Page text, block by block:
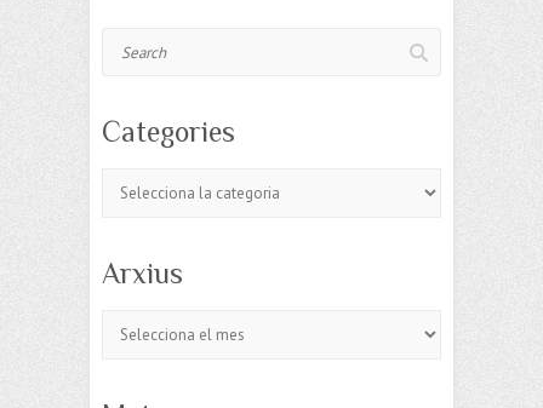
Categories
Arxius